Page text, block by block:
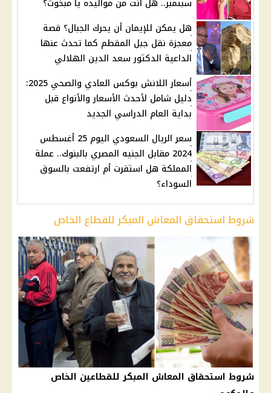
هل يمكن للإيمان أن يحرك الجبال؟ قصة
معجزة نقل جبل المقطم كما تحدث عنها
الداعية الدكتور سعد الدين الهلالي
أسعار اللانش بوكس العادي والصحي 2025:
دليل شامل لأحدث الأسعار والأنواع قبل
بداية العام الدراسي الجديد
سعر الريال السعودي اليوم 25 أغسطس
2024 مقابل الجنيه المصري بالبنوك.. عملة
المملكة هل استقرت أم ارتفعت بالسوق
السوداء؟
شروط استحقاق المعاش المبكر للقطاع الخاص
شروط استحقاق المعاش المبكر للقطاعين الخاص